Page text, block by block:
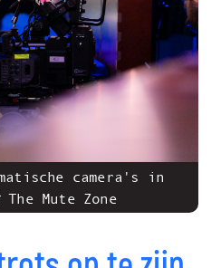
camera's in
Mute Zone